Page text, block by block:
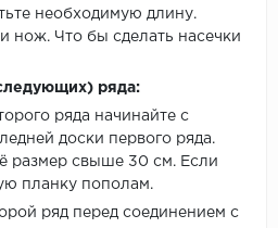
необходимую длину.
нож. Что бы сделать насечки
ряда:
ряда начинайте с
доски первого ряда.
размер свыше 30 см. Если
планку пополам.
ряд перед соединением с